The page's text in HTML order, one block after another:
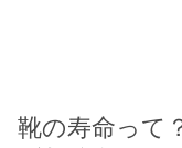
靴の寿命って